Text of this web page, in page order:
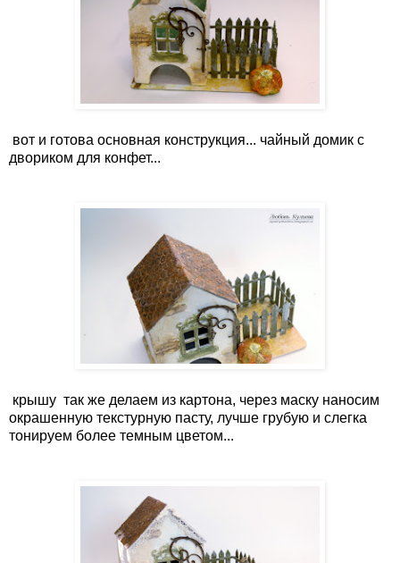
вот и готова основная конструкция... чайный домик с
двориком для конфет...
крышу так же делаем из картона, через маску наносим
окрашенную текстурную пасту, лучше грубую и слегка
тонируем более темным цветом...